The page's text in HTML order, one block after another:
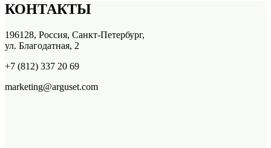
КОНТАКТЫ
196128, Россия, Санкт-Петербург,
ул. Благодатная, 2
+7 (812) 337 20 69
marketing@arguset.com